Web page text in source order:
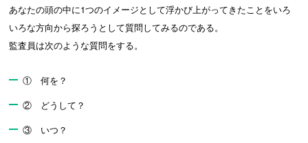
あなたの頭の中に1つのイメージとして浮かび上がってきたことをいろ
いろな方向から探ろうとして質問してみるのである。
監査員は次のような質問をする。
① 何を？
② どうして？
③ いつ？